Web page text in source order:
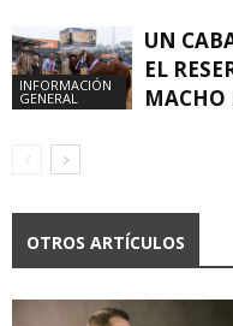
INFORMACIÓN
GENERAL
UN
EL
MACHO
OTROS ARTÍCULOS